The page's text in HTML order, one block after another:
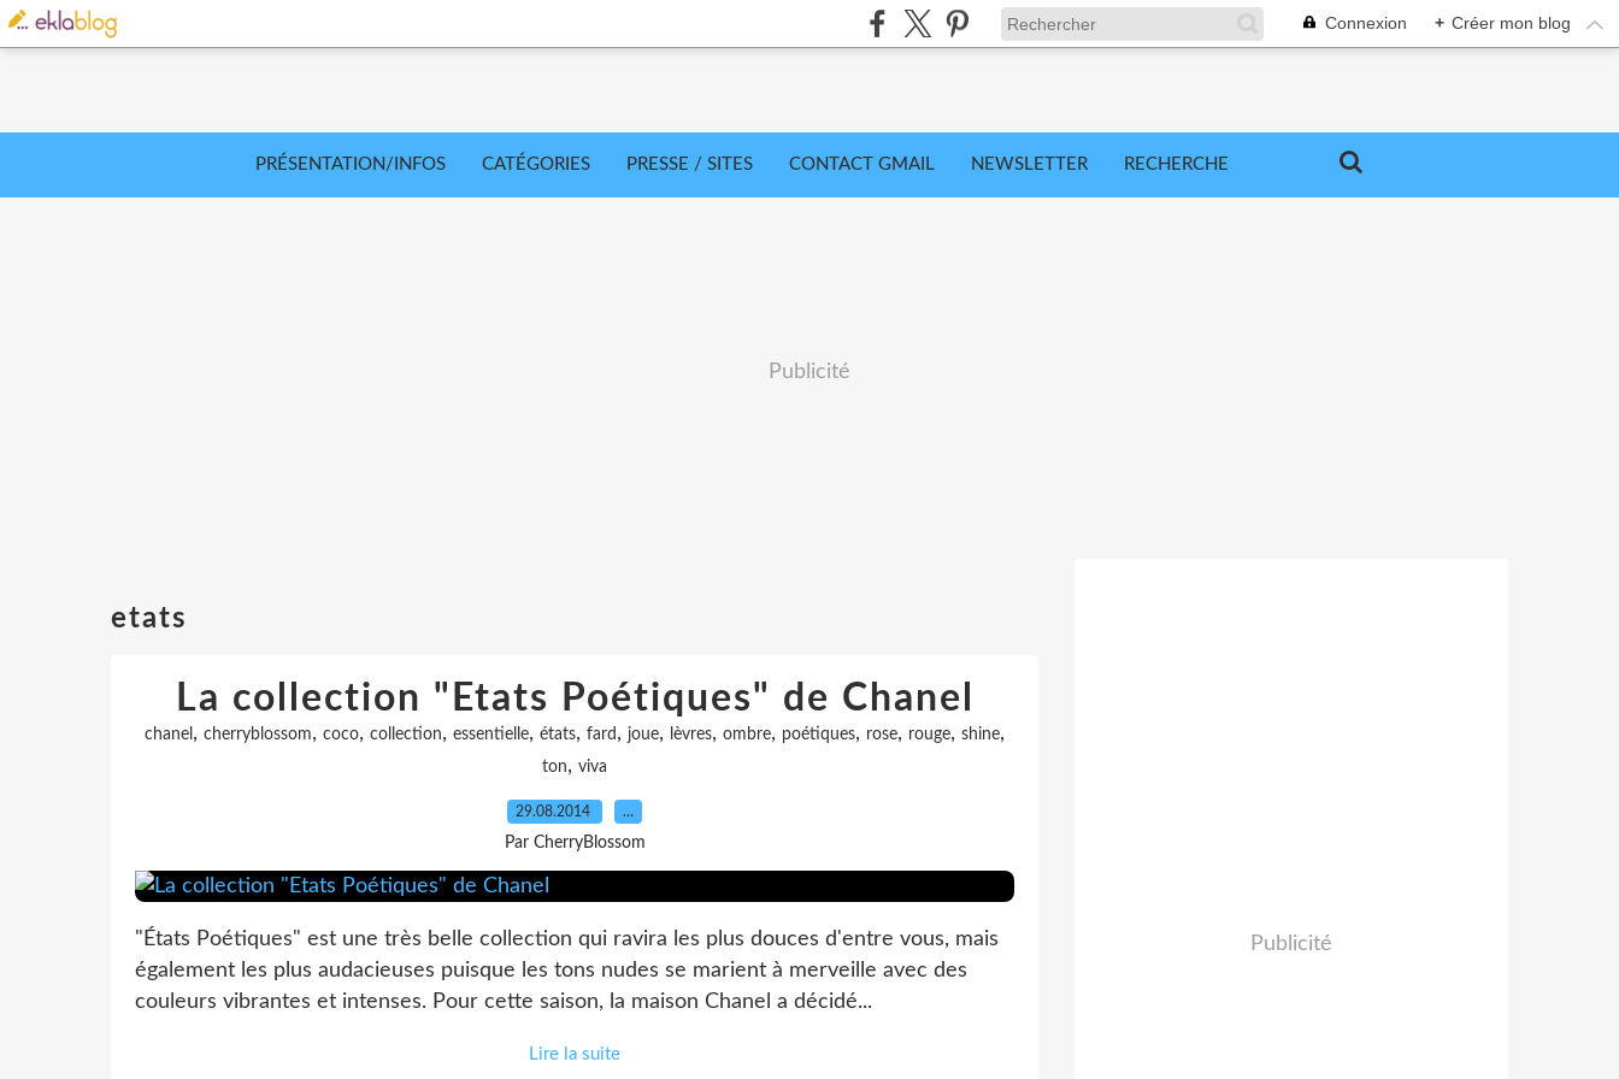
Connexion + Créer mon blog
PRÉSENTATION/INFOS CATÉGORIES PRESSE / SITES CONTACT GMAIL NEWSLETTER RECHERCHE
Publicité
etats
La collection "Etats Poétiques" de Chanel
chanel , cherryblossom, coco, collection, essentielle, états, fard , joue, lèvres, ombre, poétiques, rose, rouge, shine,
ton, viva
29.08.2014 …
Par CherryBlossom
"États Poétiques" est une très belle collection qui ravira les plus douces d'entre vous, mais
également les plus audacieuses puisque les tons nudes se marient à merveille avec des
couleurs vibrantes et intenses. Pour cette saison, la maison Chanel a décidé...
Lire la suite
Publicité